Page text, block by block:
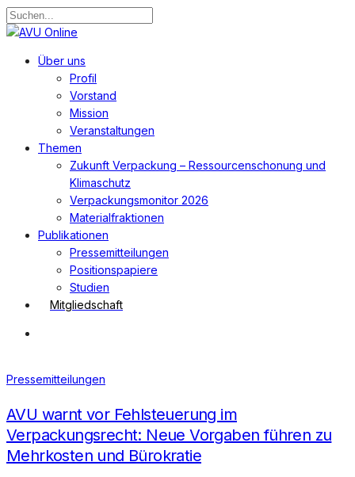
Zum
Hauptinhalt
Suche
Suchen
Menü
Über uns
Profil
Vorstand
Mission
Veranstaltungen
Themen
Zukunft Verpackung – Ressourcenschonung und
Klimaschutz
Verpackungsmonitor 2026
Materialfraktionen
Publikationen
Pressemitteilungen
Positionspapiere
Studien
Mitgliedschaft
Pressemitteilungen
AVU warnt vor Fehlsteuerung im
Verpackungsrecht: Neue Vorgaben führen zu
Mehrkosten und Bürokratie